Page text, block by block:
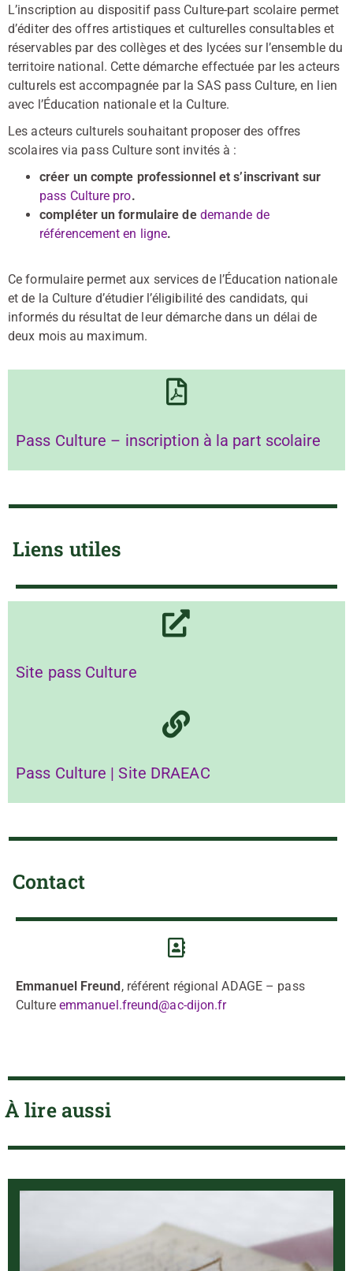
L’inscription au dispositif pass Culture-part scolaire permet
d’éditer des offres artistiques et culturelles consultables et
réservables par des collèges et des lycées sur l’ensemble du
territoire national. Cette démarche effectuée par les acteurs
culturels est accompagnée par la SAS pass Culture, en lien
avec l’Éducation nationale et la Culture.
Les acteurs culturels souhaitant proposer des offres
scolaires via pass Culture sont invités à :
créer un compte professionnel et s’inscrivant sur
pass Culture pro.
compléter un formulaire de demande de
référencement en ligne.
Ce formulaire permet aux services de l’Éducation nationale
et de la Culture d’étudier l’éligibilité des candidats, qui
informés du résultat de leur démarche dans un délai de
deux mois au maximum.
Pass Culture – inscription à la part scolaire
Liens utiles
Site pass Culture
Pass Culture | Site DRAEAC
Contact
Emmanuel Freund , référent régional ADAGE – pass
Culture emmanuel.freund@ac-dijon.fr
À lire aussi